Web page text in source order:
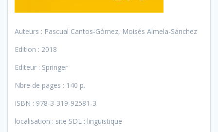
Auteurs : Pascual Cantos-Gómez, Moisés Almela-Sánchez
Edition : 2018
Editeur : Springer
Nbre de pages : 140 p.
ISBN : 978-3-319-92581-3
localisation : site SDL : linguistique